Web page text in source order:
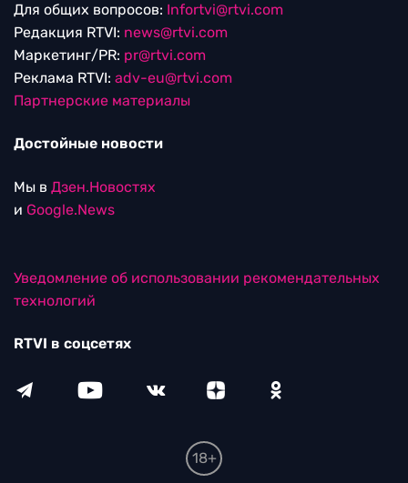
Для общих вопросов: Infortvi@rtvi.com
Редакция RTVI: news@rtvi.com
Маркетинг/PR: pr@rtvi.com
Реклама RTVI: adv-eu@rtvi.com
Партнерские материалы
Достойные новости
Мы в Дзен.Новостях
и Google.News
Уведомление об использовании рекомендательных
технологий
RTVI в соцсетях
18+